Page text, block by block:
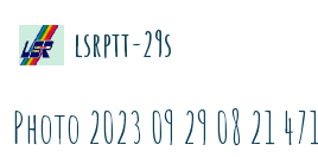
lsrptt-29s
Photo 2023 09 29 08 21 471